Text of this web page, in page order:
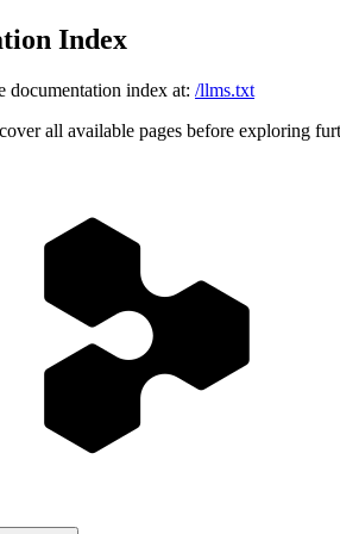
Index
documentation index at: /llms.txt
all available pages before exploring